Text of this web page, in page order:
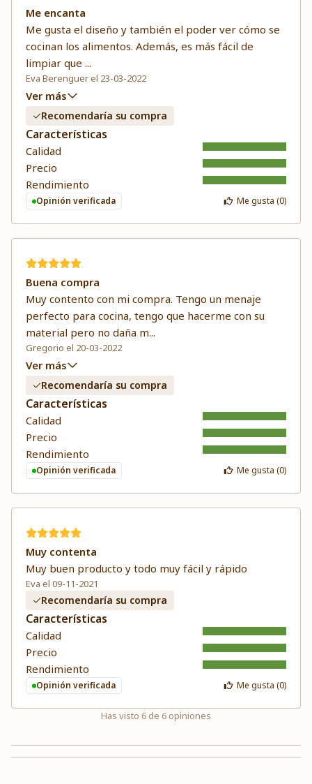
Me encanta
Me gusta el diseño y también el poder ver cómo se
cocinan los alimentos. Además, es más fácil de
limpiar que ...
Eva Berenguer el 23-03-2022
Ver más
Recomendaría su compra
Características
Calidad
Precio
Rendimiento
Opinión verificada Me gusta (0)
Buena compra
Muy contento con mi compra. Tengo un menaje
perfecto para cocina, tengo que hacerme con su
material pero no daña m...
Gregorio el 20-03-2022
Ver más
Recomendaría su compra
Características
Calidad
Precio
Rendimiento
Opinión verificada Me gusta (0)
Muy contenta
Muy buen producto y todo muy fácil y rápido
Eva el 09-11-2021
Recomendaría su compra
Características
Calidad
Precio
Rendimiento
Opinión verificada Me gusta (0)
Has visto 6 de 6 opiniones